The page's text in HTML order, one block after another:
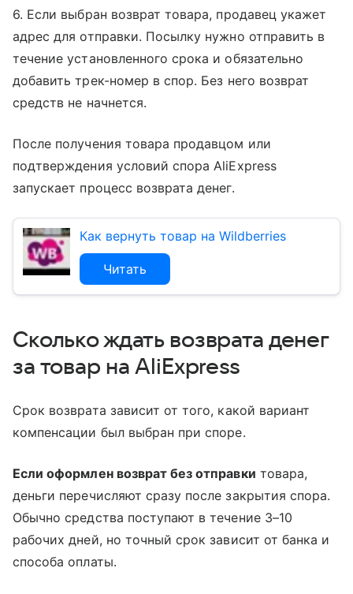
6. Если выбран возврат товара, продавец укажет
адрес для отправки. Посылку нужно отправить в
течение установленного срока и обязательно
добавить трек-номер в спор. Без него возврат
средств не начнется.
После получения товара продавцом или
подтверждения условий спора AliExpress
запускает процесс возврата денег.
Как вернуть товар на Wildberries
Читать
Сколько ждать возврата денег
за товар на AliExpress
Срок возврата зависит от того, какой вариант
компенсации был выбран при споре.
Если оформлен возврат без отправки товара,
деньги перечисляют сразу после закрытия спора.
Обычно средства поступают в течение 3–10
рабочих дней, но точный срок зависит от банка и
способа оплаты.